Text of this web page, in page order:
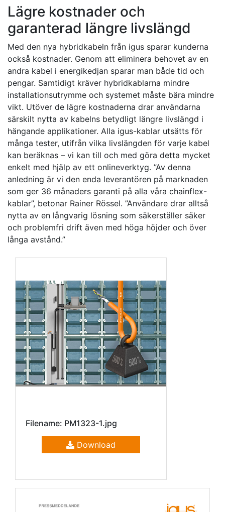
Lägre kostnader och
garanterad längre livslängd
Med den nya hybridkabeln från igus sparar kunderna
också kostnader. Genom att eliminera behovet av en
andra kabel i energikedjan sparar man både tid och
pengar. Samtidigt kräver hybridkablarna mindre
installationsutrymme och systemet måste bära mindre
vikt. Utöver de lägre kostnaderna drar användarna
särskilt nytta av kabelns betydligt längre livslängd i
hängande applikationer. Alla igus-kablar utsätts för
många tester, utifrån vilka livslängden för varje kabel
kan beräknas – vi kan till och med göra detta mycket
enkelt med hjälp av ett onlineverktyg. ”Av denna
anledning är vi den enda leverantören på marknaden
som ger 36 månaders garanti på alla våra chainflex-
kablar”, betonar Rainer Rössel. ”Användare drar alltså
nytta av en långvarig lösning som säkerställer säker
och problemfri drift även med höga höjder och över
långa avstånd.”
Filename: PM1323-1.jpg
Download